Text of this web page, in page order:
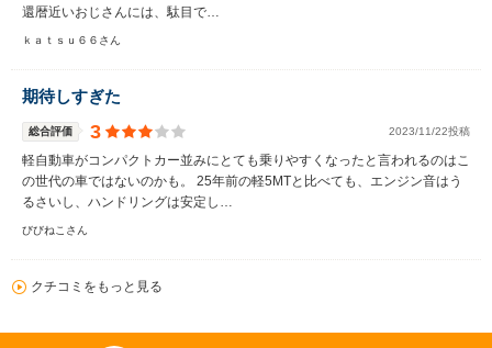
還暦近いおじさんには、駄目で…
ｋａｔｓｕ６６さん
期待しすぎた
総合評価 3 2023/11/22投稿
軽自動車がコンパクトカー並みにとても乗りやすくなったと言われるのはこ
の世代の車ではないのかも。 25年前の軽5MTと比べても、エンジン音はう
るさいし、ハンドリングは安定し…
びびねこさん
クチコミをもっと見る